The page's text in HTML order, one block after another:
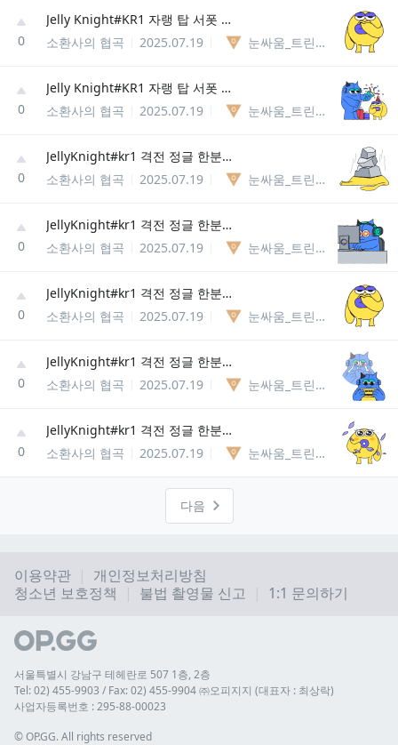
0
Jelly Knight#KR1 자랭 탑 서폿 미드정글 중 한명 구합니다~
소환사의 협곡
2025.07.19 눈싸움_트린다미어85238127740
0
Jelly Knight#KR1 자랭 탑 서폿 미드정글 중 한명 구합니다~
소환사의 협곡
2025.07.19 눈싸움_트린다미어85238127740
0
JellyKnight#kr1 격전 정글 한분구합니다 ( 디코 x ㅠㅠ
소환사의 협곡
2025.07.19 눈싸움_트린다미어85238127740
0
JellyKnight#kr1 격전 정글 한분구합니다 ( 디코 x ㅠㅠ
소환사의 협곡
2025.07.19 눈싸움_트린다미어85238127740
0
JellyKnight#kr1 격전 정글 한분구합니다 ( 디코 x ㅠㅠ
소환사의 협곡
2025.07.19 눈싸움_트린다미어85238127740
0
JellyKnight#kr1 격전 정글 한분구합니다 ( 디코 x ㅠㅠ
소환사의 협곡
2025.07.19 눈싸움_트린다미어85238127740
0
JellyKnight#kr1 격전 정글 한분구합니다 ( 디코 x ㅠㅠ
소환사의 협곡
2025.07.19 눈싸움_트린다미어85238127740
다음
이용약관
개인정보처리방침
청소년 보호정책
불법 촬영물 신고 1:1 문의하기
서울특별시 강남구 테헤란로 507 1층, 2층
Tel: 02) 455-9903 / Fax: 02) 455-9904 ㈜오피지지 (대표자 : 최상락)
사업자등록번호 : 295-88-00023
© OP.GG. All rights reserved